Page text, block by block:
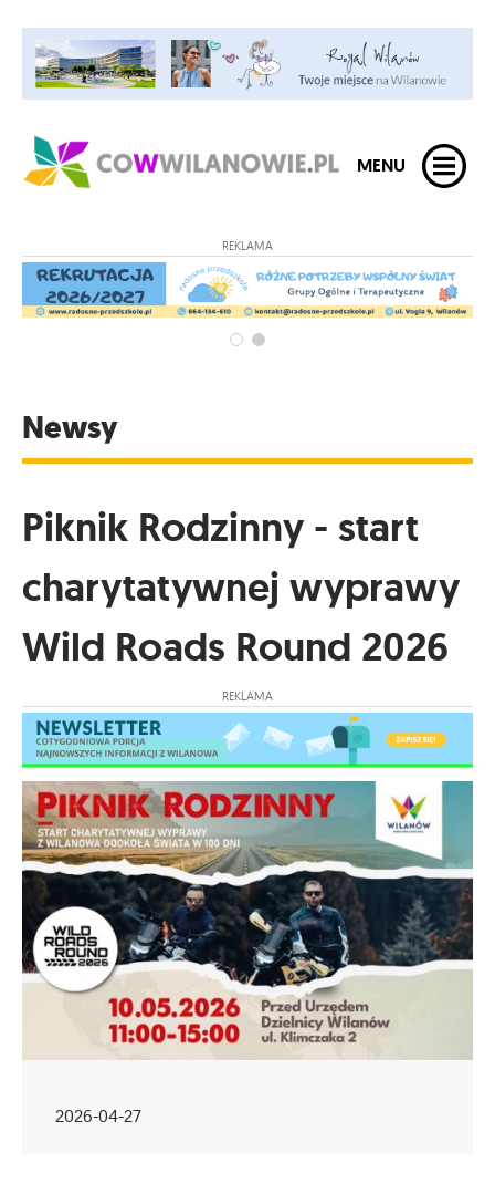
MENU
REKLAMA
Newsy
Piknik Rodzinny - start
charytatywnej wyprawy
Wild Roads Round 2026
REKLAMA
2026-04-27